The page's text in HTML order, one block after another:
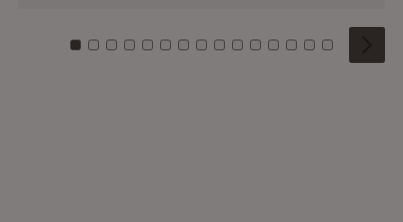
Zu Kachel: 0
Zu Kachel: 1
Zu Kachel: 2
Zu Kachel: 3
Zu Kachel: 4
Zu Kachel: 5
Zu Kachel: 6
Zu Kachel: 7
Zu Kachel: 8
Zu Kachel: 9
Zu Kachel: 10
Zu Kachel: 11
Zu Kachel: 12
Zu Kachel:
Zu